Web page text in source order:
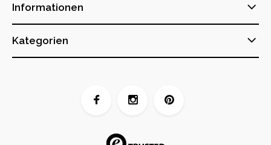
Informationen
Kategorien